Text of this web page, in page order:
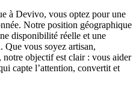
à Devivo, vous optez pour une
Notre position géographique
disponibilité réelle et une
Que vous soyez artisan,
objectif est clair : vous aider
capte l’attention, convertit et